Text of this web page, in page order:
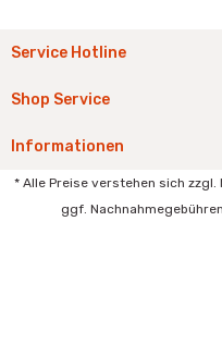
Service Hotline
Shop Service
Informationen
* Alle Preise verstehen sich
ggf.